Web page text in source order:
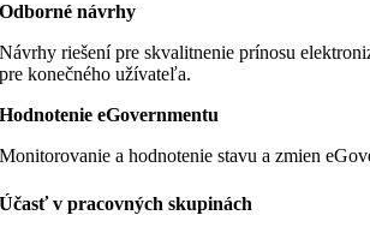
Odborné návrhy
Návrhy riešení pre skvalitnenie prínosu
pre konečného užívateľa.
Hodnotenie eGovernmentu
Monitorovanie a hodnotenie stavu a zmien
Účasť v pracovných skupinách